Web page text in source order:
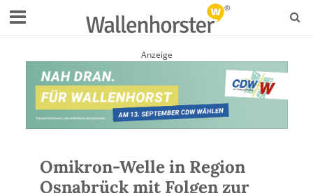
Anzeige
Omikron-Welle in Region
Osnabrück mit Folgen zur